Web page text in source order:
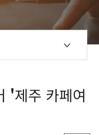
'제주 카페여